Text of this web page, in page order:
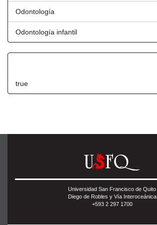
Odontología
Odontología infantil
true
Universidad San Francisco de Quito
Diego de Robles y Vía Interoceánica
+593 2 297 1700